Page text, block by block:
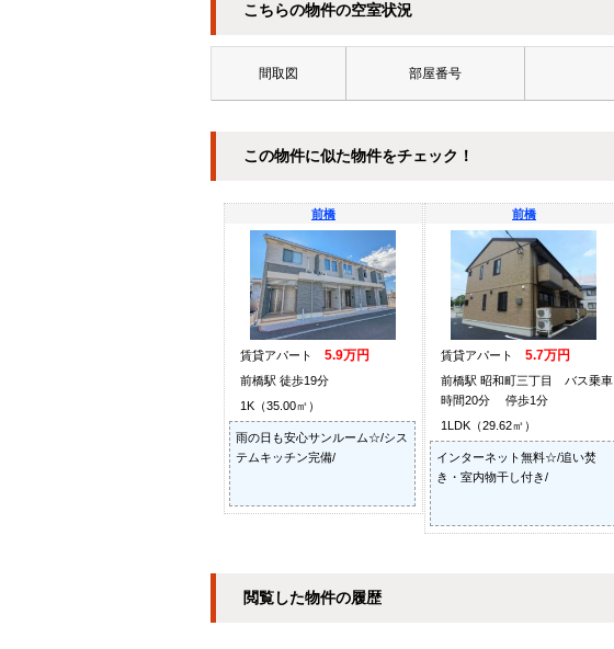
こちらの物件の空室状況
間取図 部屋番号
この物件に似た物件をチェック！
前橋
賃貸アパート 5.9万円
前橋駅 徒歩19分
1K（35.00㎡）
雨の日も安心サンルーム☆/シス
テムキッチン完備/
前橋
賃貸アパート 5.7万円
前橋駅 昭和町三丁目 バス乗車
時間20分 停歩1分
1LDK（29.62㎡）
インターネット無料☆/追い焚
き・室内物干し付き/
閲覧した物件の履歴